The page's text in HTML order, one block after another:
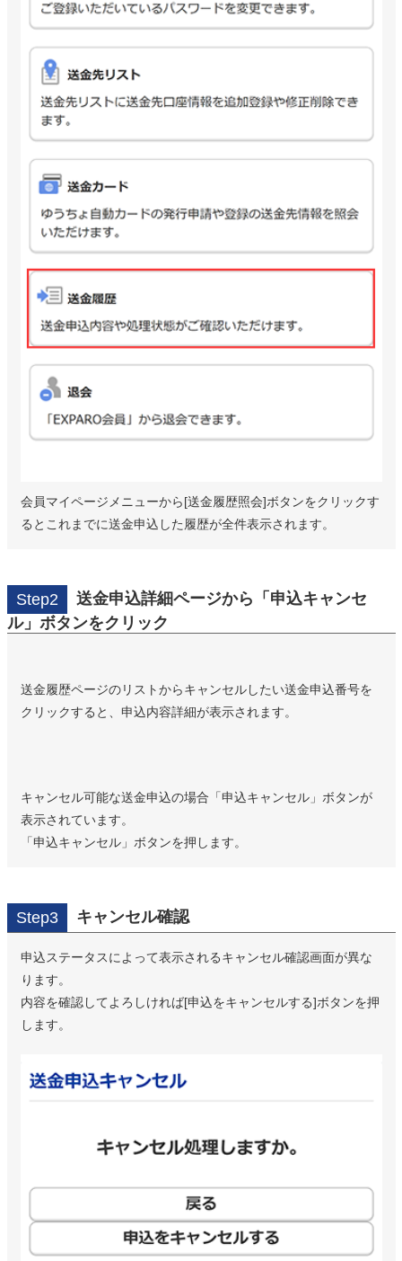
会員マイページメニューから[送金履歴照会]ボタンをクリックす
るとこれまでに送金申込した履歴が全件表示されます。
Step2
送金申込詳細ページから「申込キャンセ
ル」ボタンをクリック
送金履歴ページのリストからキャンセルしたい送金申込番号を
クリックすると、申込内容詳細が表示されます。
キャンセル可能な送金申込の場合「申込キャンセル」ボタンが
表示されています。
「申込キャンセル」ボタンを押します。
Step3 キャンセル確認
申込ステータスによって表示されるキャンセル確認画面が異な
ります。
内容を確認してよろしければ[申込をキャンセルする]ボタンを押
します。